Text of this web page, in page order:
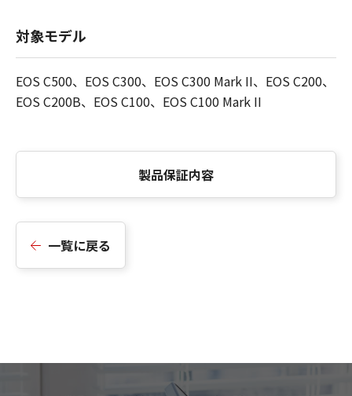
対象モデル
EOS C500、EOS C300、EOS C300 Mark II、EOS C200、
EOS C200B、EOS C100、EOS C100 Mark II
製品保証内容
一覧に戻る